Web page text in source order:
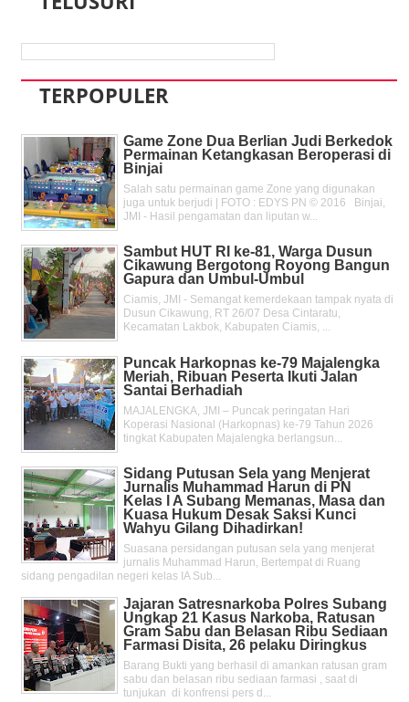
TERPOPULER
Game Zone Dua Berlian Judi Berkedok
Permainan Ketangkasan Beroperasi di
Binjai
Salah satu permainan game Zone yang digunakan
juga untuk berjudi | FOTO : EDYS PN © 2016 Binjai,
JMI - Hasil pengamatan dan liputan w...
Sambut HUT RI ke-81, Warga Dusun
Cikawung Bergotong Royong Bangun
Gapura dan Umbul-Umbul
Ciamis, JMI - Semangat kemerdekaan tampak nyata di
Dusun Cikawung, RT 26/07 Desa Cintaratu,
Kecamatan Lakbok, Kabupaten Ciamis, ...
Puncak Harkopnas ke-79 Majalengka
Meriah, Ribuan Peserta Ikuti Jalan
Santai Berhadiah
MAJALENGKA, JMI – Puncak peringatan Hari
Koperasi Nasional (Harkopnas) ke-79 Tahun 2026
tingkat Kabupaten Majalengka berlangsun...
Sidang Putusan Sela yang Menjerat
Jurnalis Muhammad Harun di PN
Kelas l A Subang Memanas, Masa dan
Kuasa Hukum Desak Saksi Kunci
Wahyu Gilang Dihadirkan!
Suasana persidangan putusan sela yang menjerat
jurnalis Muhammad Harun, Bertempat di Ruang
sidang pengadilan negeri kelas IA Sub...
Jajaran Satresnarkoba Polres Subang
Ungkap 21 Kasus Narkoba, Ratusan
Gram Sabu dan Belasan Ribu Sediaan
Farmasi Disita, 26 pelaku Diringkus
Barang Bukti yang berhasil di amankan ratusan gram
sabu dan belasan ribu sediaan farmasi , saat di
tunjukan di konfrensi pers d...